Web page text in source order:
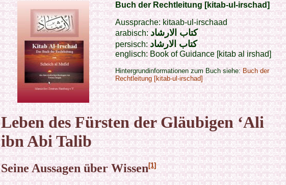
Buch der Rechtleitung [kitab-ul-irschad]
Aussprache: kitaab-ul-irschaad
arabisch:
كتابالارشاد
persisch: كتابالارشاد
englisch: Book of Guidance [kitab al irshad]
Hintergrundinformationen zum Buch siehe:Buch der
Rechtleitung [kitab-ul-irschad]
Leben des Fürsten der Gläubigen ‘Ali
ibn Abi Talib
Seine Aussagen über Wissen[1]